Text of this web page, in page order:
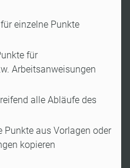
einzelne Punkte
für
Arbeitsanweisungen
alle Abläufe des
Punkte aus Vorlagen oder
kopieren